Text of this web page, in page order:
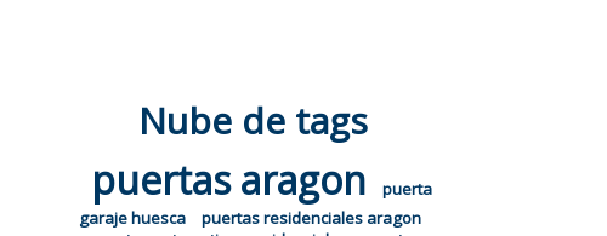
Nube de tags
puertas aragon
puerta
garaje huesca
puertas residenciales aragon